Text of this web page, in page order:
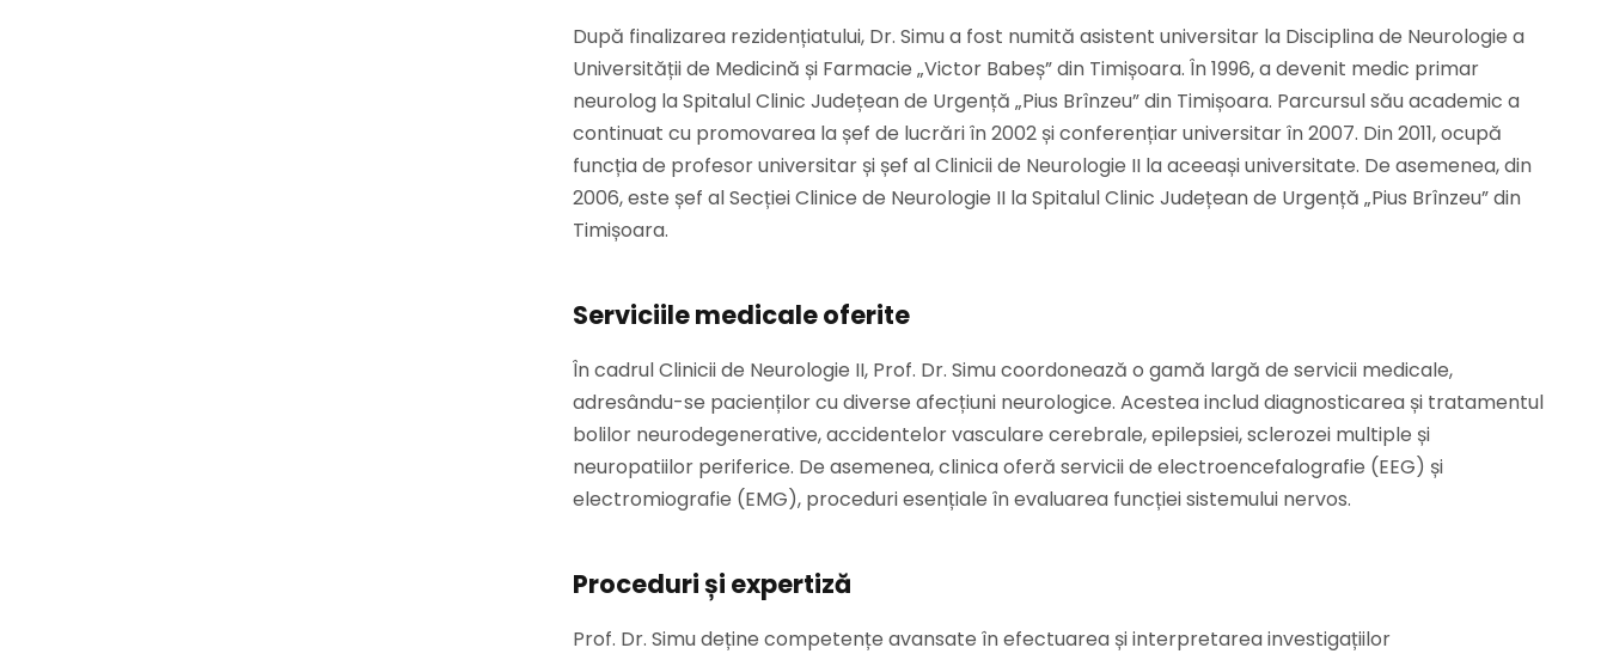
După finalizarea rezidențiatului, Dr. Simu a fost numită asistent universitar la Disciplina de Neurologie a
Universității de Medicină și Farmacie „Victor Babeș” din Timișoara. În 1996, a devenit medic primar
neurolog la Spitalul Clinic Județean de Urgență „Pius Brînzeu” din Timișoara. Parcursul său academic a
continuat cu promovarea la șef de lucrări în 2002 și conferențiar universitar în 2007. Din 2011, ocupă
funcția de profesor universitar și șef al Clinicii de Neurologie II la aceeași universitate. De asemenea, din
2006, este șef al Secției Clinice de Neurologie II la Spitalul Clinic Județean de Urgență „Pius Brînzeu” din
Timișoara.
Serviciile medicale oferite
În cadrul Clinicii de Neurologie II, Prof. Dr. Simu coordonează o gamă largă de servicii medicale,
adresându-se pacienților cu diverse afecțiuni neurologice. Acestea includ diagnosticarea și tratamentul
bolilor neurodegenerative, accidentelor vasculare cerebrale, epilepsiei, sclerozei multiple și
neuropatiilor periferice. De asemenea, clinica oferă servicii de electroencefalografie (EEG) și
electromiografie (EMG), proceduri esențiale în evaluarea funcției sistemului nervos.
Proceduri și expertiză
Prof. Dr. Simu deține competențe avansate în efectuarea și interpretarea investigațiilor